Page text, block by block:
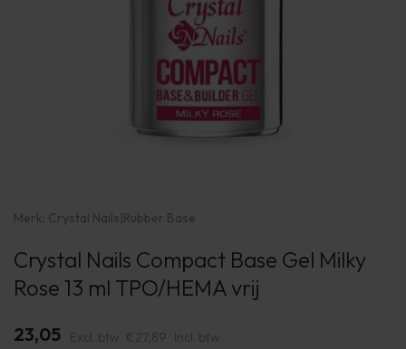
Merk: Crystal Nails|Rubber Base
Crystal Nails Compact Base Gel Milky
Rose 13 ml TPO/HEMA vrij
23,05 Excl. btw €27,89 Incl. btw